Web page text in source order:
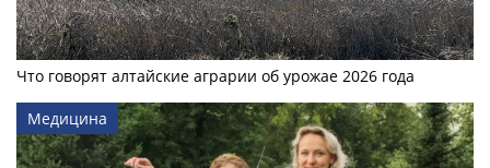
Что говорят алтайские аграрии об урожае 2026 года
Медицина